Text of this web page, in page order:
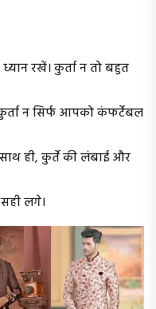
रखें। कुर्ता न तो बहुत
न सिर्फ आपको कंफर्टेबल
ही, कुर्ते की लंबाई और
लगे।